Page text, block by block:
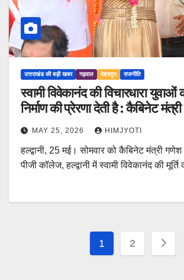
उत्तराखंड की बड़ी खबर गढ़वाल देहरादून राजनीति
स्वामी विवेकानंद की विचारधारा युवाओं
निर्माण की प्रेरणा देती है : कैबिनेट
MAY 25, 2026 HIMJYOTI
हल्द्वानी, 25 मई। सोमवार को कैबिनेट मंत्री गणेश
पीजी कॉलेज, हल्द्वानी में स्वामी विवेकानंद की
Posts
1 2